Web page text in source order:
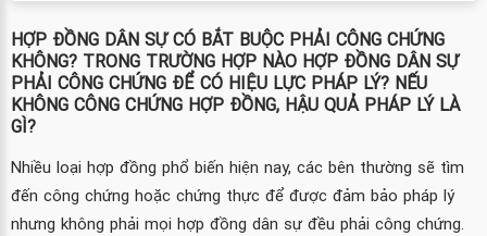
HỢP ĐỒNG DÂN SỰ CÓ BẮT BUỘC PHẢI CÔNG CHỨNG
KHÔNG? TRONG TRƯỜNG HỢP NÀO HỢP ĐỒNG DÂN SỰ
PHẢI CÔNG CHỨNG ĐỂ CÓ HIỆU LỰC PHÁP LÝ? NẾU
KHÔNG CÔNG CHỨNG HỢP ĐỒNG, HẬU QUẢ PHÁP LÝ LÀ
GÌ?
Nhiều loại hợp đồng phổ biến hiện nay, các bên thường sẽ tìm
đến công chứng hoặc chứng thực để được đảm bảo pháp lý
nhưng không phải mọi hợp đồng dân sự đều phải công chứng.